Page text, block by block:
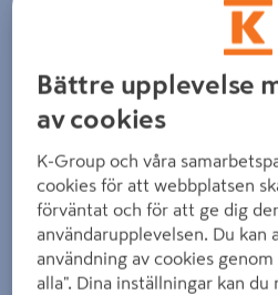
Detaljerad beskrivning finns i
Bättre upplevelse
av cookies
K-Group och våra
cookies för att webbplatsen
förväntat och för att ge dig
användarupplevelsen. Du kan
användning av cookies
alla". Dina inställningar kan du